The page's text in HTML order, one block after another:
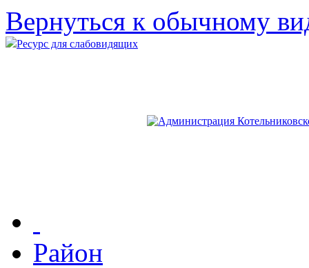
Вернуться к обычному
Ресурс для слабовидящих
Район